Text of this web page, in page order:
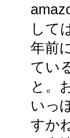
して
年前
てい
と。
いっ
すか